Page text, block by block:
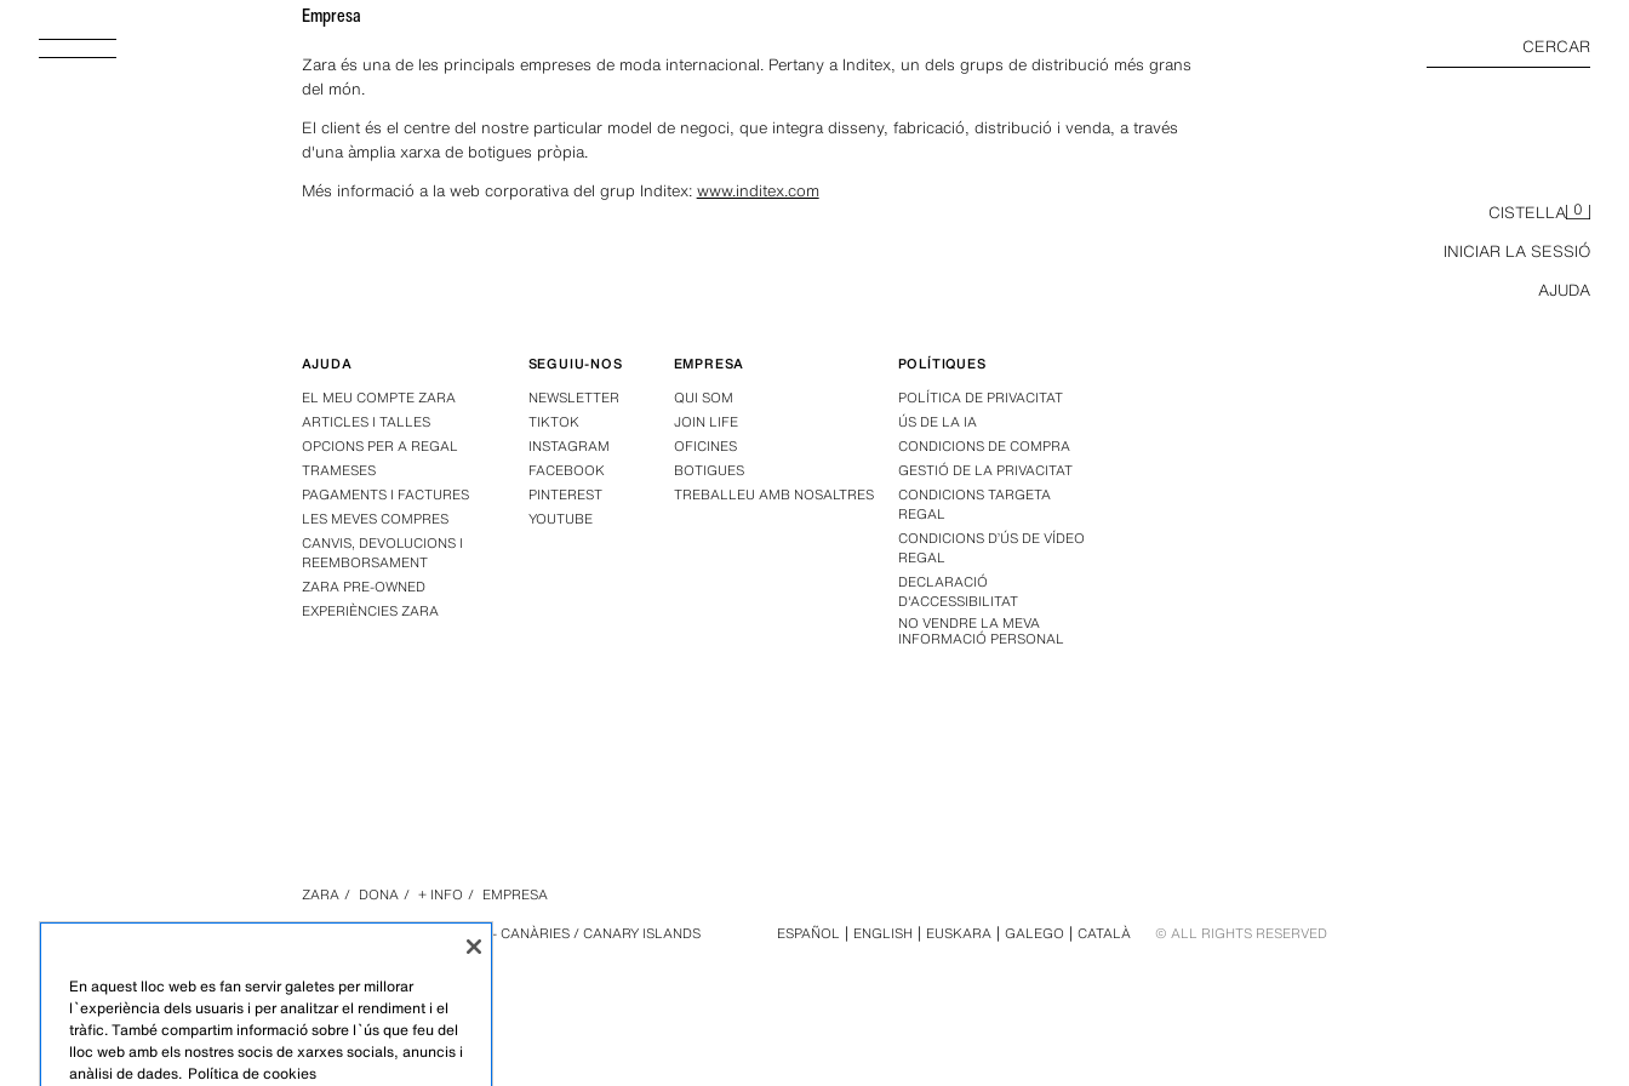
CERCAR
CISTELLA 0
INICIAR LA SESSIÓ
AJUDA
Empresa
Zara és una de les principals empreses de moda internacional. Pertany a Inditex, un dels grups de distribució més grans
del món.
El client és el centre del nostre particular model de negoci, que integra disseny, fabricació, distribució i venda, a través
d'una àmplia xarxa de botigues pròpia.
Més informació a la web corporativa del grup Inditex: www.inditex.com
AJUDA
EL MEU COMPTE ZARA
ARTICLES I TALLES
OPCIONS PER A REGAL
TRAMESES
PAGAMENTS I FACTURES
LES MEVES COMPRES
CANVIS, DEVOLUCIONS I
REEMBORSAMENT
ZARA PRE-OWNED
EXPERIÈNCIES ZARA
SEGUIU-NOS
NEWSLETTER
TIKTOK
INSTAGRAM
FACEBOOK
PINTEREST
YOUTUBE
EMPRESA
QUI SOM
JOIN LIFE
OFICINES
BOTIGUES
TREBALLEU AMB NOSALTRES
POLÍTIQUES
POLÍTICA DE PRIVACITAT
ÚS DE LA IA
CONDICIONS DE COMPRA
GESTIÓ DE LA PRIVACITAT
CONDICIONS TARGETA
REGAL
CONDICIONS D’ÚS DE VÍDEO
REGAL
DECLARACIÓ
D'ACCESSIBILITAT
NO VENDRE LA MEVA
INFORMACIÓ PERSONAL
ZARA / DONA / + INFO / EMPRESA
ESPANYA - CANÀRIES / CANARY ISLANDS ESPAÑOL ENGLISH EUSKARA GALEGO CATALÀ © ALL RIGHTS RESERVED
En aquest lloc web es fan servir galetes per millorar
l`experiència dels usuaris i per analitzar el rendiment i el
tràfic. També compartim informació sobre l`ús que feu del
lloc web amb els nostres socis de xarxes socials, anuncis i
anàlisi de dades. Política de cookies